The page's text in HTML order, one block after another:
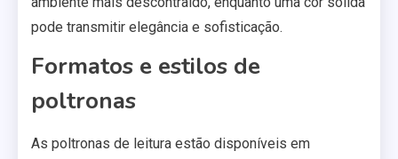
pode transmitir elegância e sofisticação.
Formatos e estilos de
poltronas
As poltronas de leitura estão disponíveis em